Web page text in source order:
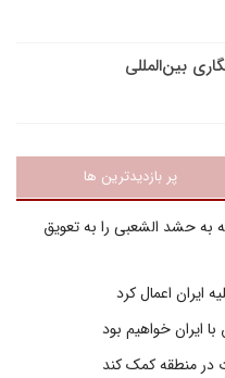
بین‌المللی
پر بازدیدترین ها
به حشد الشعبی را به تعویق
ایران اعمال کرد
ایران خواهیم بود
در منطقه کمک کند